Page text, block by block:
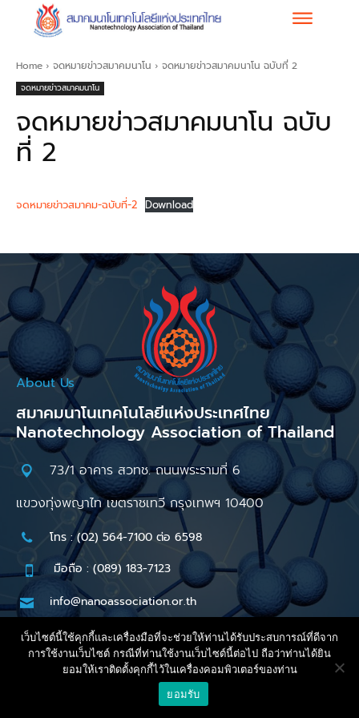
Home จดหมายข่าวสมาคมนาโน จดหมายข่าวสมาคมนาโน ฉบับที่ 2
จดหมายข่าวสมาคมนาโน
จดหมายข่าวสมาคมนาโน ฉบับ
ที่ 2
จดหมายข่าวสมาคม-ฉบับที่-2 Download
About Us
สมาคมนาโนเทคโนโลยีแห่งประเทศไทย
Nanotechnology Association of Thailand
73/1 อาคาร สวทช. ถนนพระรามที่ 6
แขวงทุ่งพญาไท เขตราชเทวี กรุงเทพฯ 10400
โทร : (02) 564-7100 ต่อ 6598
มือถือ : (089) 183-7123
info@nanoassociation.or.th
2022 : Nanotechnology Association of Thailand
เว็บไซต์นี้ใช้คุกกี้และเครื่องมือที่จะช่วยให้ท่านได้รับประสบการณ์ที่ดีจาก
การใช้งานเว็บไซต์ กรณีที่ท่านใช้งานเว็บไซต์นี้ต่อไป ถือว่าท่านได้ยิน
ยอมให้เราติดตั้งคุกกี้ไว้ในเครื่องคอมพิวเตอร์ของท่าน
ยอมรับ